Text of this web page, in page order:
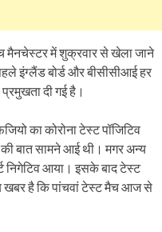
मैनचेस्टर में शुक्रवार से खेला जाने
इंग्लैंड बोर्ड और बीसीसीआई हर
प्रमुखता दी गई है।
का कोरोना टेस्ट पॉजिटिव
बात सामने आई थी। मगर अन्य
निगेटिव आया। इसके बाद टेस्ट
खबर है कि पांचवां टेस्ट मैच आज से